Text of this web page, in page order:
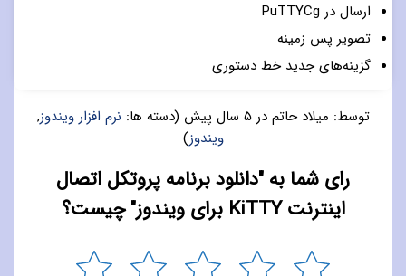
ارسال در PuTTYCg
تصویر پس زمینه
گزینه‌های جدید خط دستوری
توسط: میلاد حاتم در5 سال پیش (دسته ها: نرم افزار ویندوز,
ویندوز)
رای شما به "دانلود برنامه پروتکل اتصال
اینترنت KiTTY برای ویندوز" چیست؟